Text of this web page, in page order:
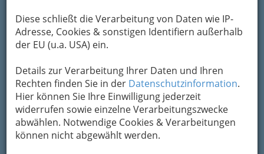
Diese schließt die Verarbeitung von Daten wie IP-
Adresse, Cookies & sonstigen Identifiern außerhalb
der EU (u.a. USA) ein.
Details zur Verarbeitung Ihrer Daten und Ihren
Rechten finden Sie in der Datenschutzinformation.
Hier können Sie Ihre Einwilligung jederzeit
widerrufen sowie einzelne Verarbeitungszwecke
abwählen. Notwendige Cookies & Verarbeitungen
können nicht abgewählt werden.
AuchSchuster und Schusterinnenverkaufen
teilweise Schuhe - in der Kategorie hier sind aber
die „klassischen“ Schuhgeschäfte. Die